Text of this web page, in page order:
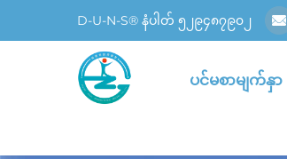
D-U-N-S® နံပါတ် ၅၂၉၄၈၇၉၀၂
ပင်မစာမျက်နှာ